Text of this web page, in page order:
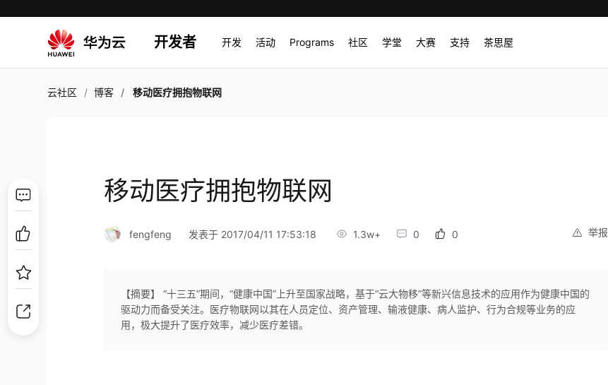
开发者 开发 活动 Programs 社区 学堂 大赛 支持 茶思屋
云社区 博客 移动医疗拥抱物联网
移动医疗拥抱物联网
举报
fengfeng 发表于 2017/04/11 17:53:18 1.3w+ 0 0
【摘要】 “十三五”期间，“健康中国”上升至国家战略，基于“云大物移”等新兴信息技术的应用作为健康中国的
驱动力而备受关注。医疗物联网以其在人员定位、资产管理、输液健康、病人监护、行为合规等业务的应
用，极大提升了医疗效率，减少医疗差错。